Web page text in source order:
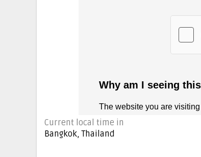
Current local time in
Bangkok, Thailand